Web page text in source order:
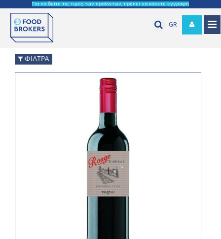
Για να δείτε τις τιμές των προϊόντων, πρέπει να κάνετε εγγραφή
GR
ΦΙΛΤΡΑ